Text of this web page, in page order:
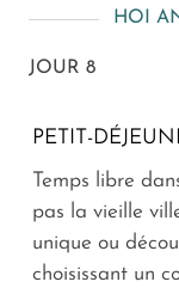
HOI
JOUR 8
PETIT-
Temps libre
pas la vieille
unique ou
choisissant un